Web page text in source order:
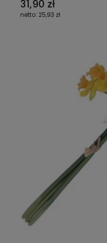
31,90 zł
25,93 zł